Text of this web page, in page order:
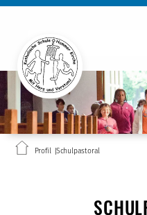
Profil Schulpastoral